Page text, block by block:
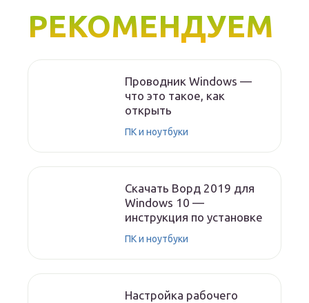
РЕКОМЕНДУЕМ
Проводник Windows —
что это такое, как
открыть
ПК и ноутбуки
Скачать Ворд 2019 для
Windows 10 —
инструкция по установке
ПК и ноутбуки
Настройка рабочего